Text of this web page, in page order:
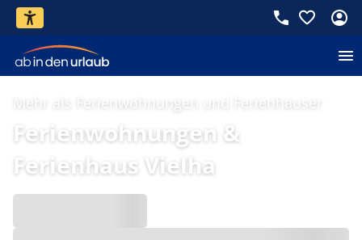
Mehr als Ferienwohnungen und Ferienhäuser
Ferienwohnungen &
Ferienhaus Vielha